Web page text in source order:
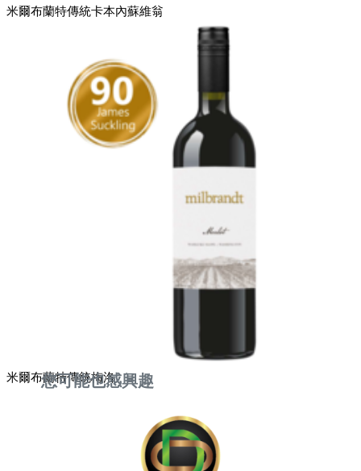
米爾布蘭特傳統卡本內蘇維翁
米爾布蘭特傳統梅洛
您可能也感興趣